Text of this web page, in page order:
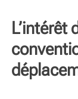
L’intérêt